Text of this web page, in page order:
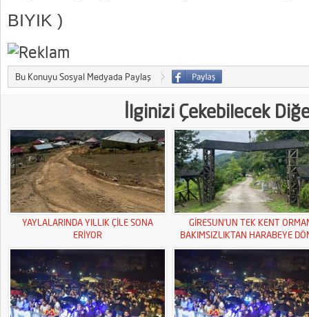
BIYIK )
Bu Konuyu Sosyal Medyada Paylaş
İlginizi Çekebilecek
YAYLALARINDA YILLIK ÇİLE SONA
ERİYOR
GİRESUN’UN TEK KENT
BAKIMSIZLIKTAN HARABEYE